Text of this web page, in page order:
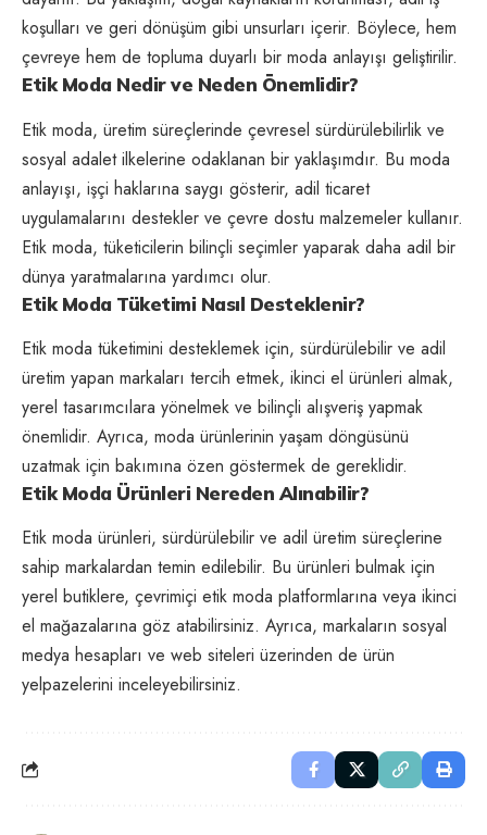
koşulları ve geri dönüşüm gibi unsurları içerir. Böylece, hem
çevreye hem de topluma duyarlı bir moda anlayışı geliştirilir.
Etik Moda Nedir ve Neden Önemlidir?
Etik moda, üretim süreçlerinde çevresel sürdürülebilirlik ve
sosyal adalet ilkelerine odaklanan bir yaklaşımdır. Bu moda
anlayışı, işçi haklarına saygı gösterir, adil ticaret
uygulamalarını destekler ve çevre dostu malzemeler kullanır.
Etik moda, tüketicilerin bilinçli seçimler yaparak daha adil bir
dünya yaratmalarına yardımcı olur.
Etik Moda Tüketimi Nasıl Desteklenir?
Etik moda tüketimini desteklemek için, sürdürülebilir ve adil
üretim yapan markaları tercih etmek, ikinci el ürünleri almak,
yerel tasarımcılara yönelmek ve bilinçli alışveriş yapmak
önemlidir. Ayrıca, moda ürünlerinin yaşam döngüsünü
uzatmak için bakımına özen göstermek de gereklidir.
Etik Moda Ürünleri Nereden Alınabilir?
Etik moda ürünleri, sürdürülebilir ve adil üretim süreçlerine
sahip markalardan temin edilebilir. Bu ürünleri bulmak için
yerel butiklere, çevrimiçi etik moda platformlarına veya ikinci
el mağazalarına göz atabilirsiniz. Ayrıca, markaların sosyal
medya hesapları ve web siteleri üzerinden de ürün
yelpazelerini inceleyebilirsiniz.